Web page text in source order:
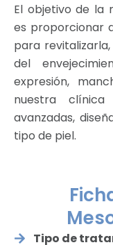
El objetivo de la
es proporcionar
para
del
expresión,
nuestra
avanzadas,
tipo de piel.
Tipo de